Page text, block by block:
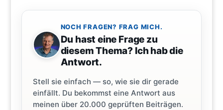
NOCH FRAGEN? FRAG MICH.
Du hast eine Frage zu
diesem Thema? Ich hab die
Antwort.
Stell sie einfach — so, wie sie dir gerade
einfällt. Du bekommst eine Antwort aus
meinen über 20.000 geprüften Beiträgen.